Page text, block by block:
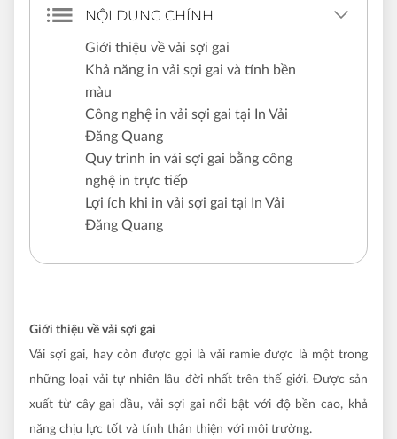
NỘI DUNG CHÍNH
Giới thiệu về vải sợi gai
Khả năng in vải sợi gai và tính bền
màu
Công nghệ in vải sợi gai tại In Vải
Đăng Quang
Quy trình in vải sợi gai bằng công
nghệ in trực tiếp
Lợi ích khi in vải sợi gai tại In Vải
Đăng Quang
Giới thiệu về vải sợi gai
Vải sợi gai, hay còn được gọi là vải ramie được là một trong
những loại vải tự nhiên lâu đời nhất trên thế giới. Được sản
xuất từ cây gai dầu, vải sợi gai nổi bật với độ bền cao, khả
năng chịu lực tốt và tính thân thiện với môi trường.